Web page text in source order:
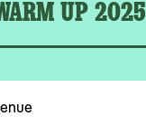
UP 2025